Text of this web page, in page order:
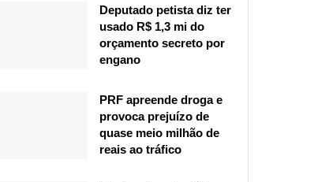
Deputado petista diz ter
usado R$ 1,3 mi do
orçamento secreto por
engano
PRF apreende droga e
provoca prejuízo de
quase meio milhão de
reais ao tráfico